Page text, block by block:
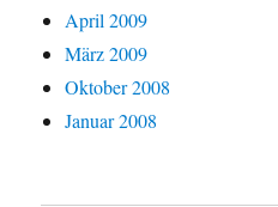
April 2009
März 2009
Oktober 2008
Januar 2008